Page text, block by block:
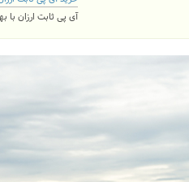
آی پی ثابت ارزان با